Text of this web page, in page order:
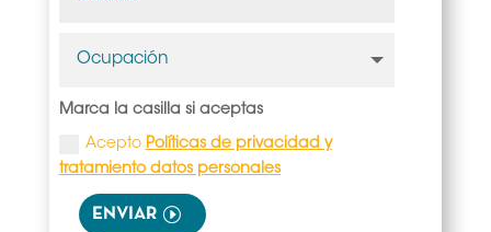
Marca la casilla si aceptas
Acepto Políticas de privacidad y
tratamiento datos personales
ENVIAR